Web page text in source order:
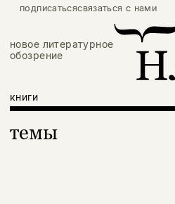
подписатьсясвязаться с нами
новое литературное
обозрение
книги
темы